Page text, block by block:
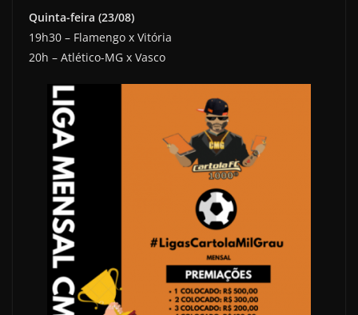
Quinta-feira (23/08)
19h30 – Flamengo x Vitória
20h – Atlético-MG x Vasco